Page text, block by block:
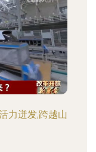
力迸发,跨越山